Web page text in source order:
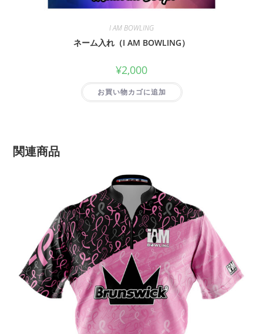
I AM BOWLING
ネーム入れ（I AM BOWLING）
¥2,000
お買い物カゴに追加
関連商品